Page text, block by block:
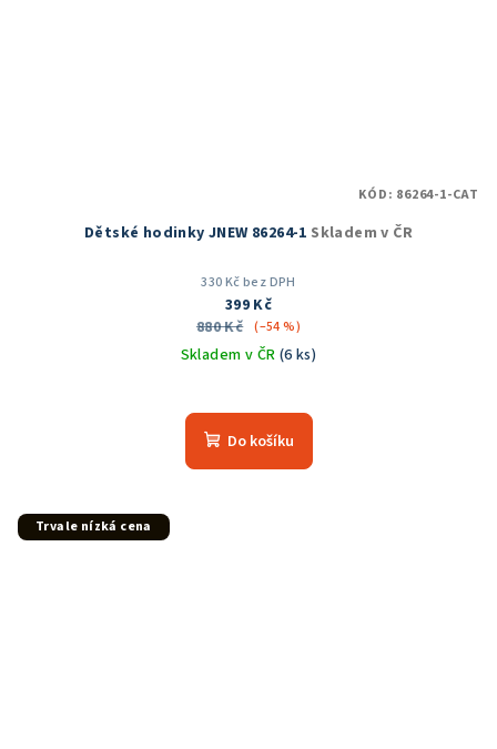
Dětské hodinky JNEW 86264-1 Skladem v ČR
330 Kč bez DPH
399 Kč
880 Kč (–54 %)
Skladem v ČR (6 ks)
Do košíku
KÓD: 86264-1-CAT
Trvale nízká cena